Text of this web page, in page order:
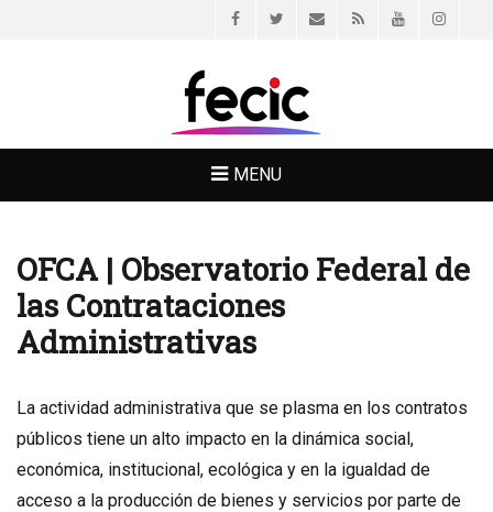
FacebookTwitterEmailFeed YouTube
FECIC
MENU
OFCA | Observatorio Federal de
las Contrataciones
Administrativas
La actividad administrativa que se plasma en los contratos
públicos tiene un alto impacto en la dinámica social,
económica, institucional, ecológica y en la igualdad de
acceso a la producción de bienes y servicios por parte de